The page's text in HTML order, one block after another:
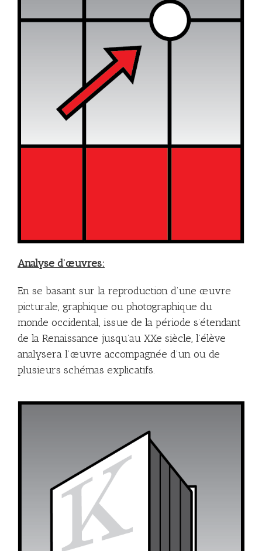
Analyse d’œuvres:
En se basant sur la reproduction d’une œuvre
picturale, graphique ou photographique du
monde occidental, issue de la période s’étendant
de la Renaissance jusqu’au XXe siècle, l’élève
analysera l’œuvre accompagnée d’un ou de
plusieurs schémas explicatifs.